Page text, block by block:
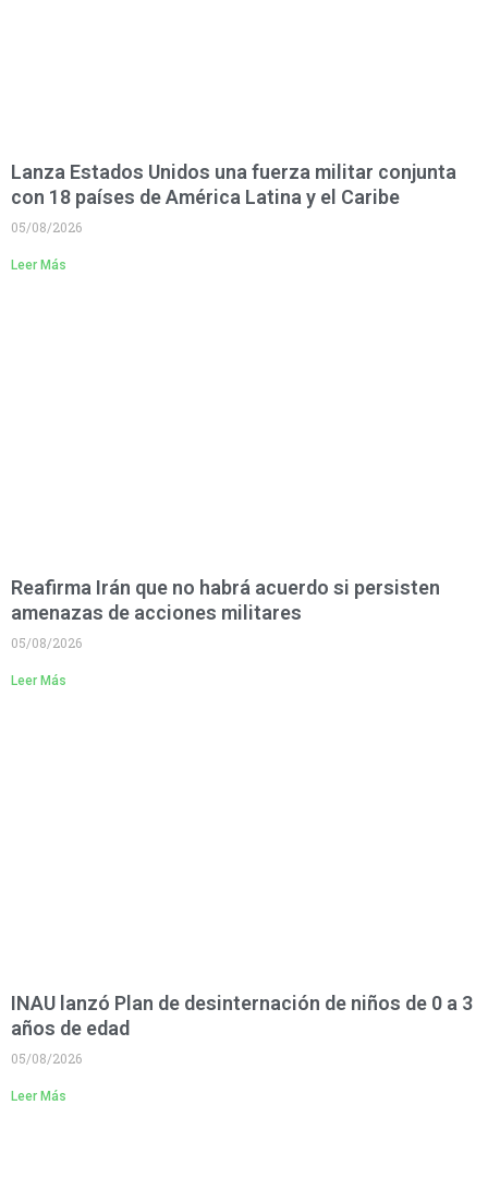
Lanza Estados Unidos una fuerza militar conjunta
con 18 países de América Latina y el Caribe
05/08/2026
Leer Más
Reafirma Irán que no habrá acuerdo si persisten
amenazas de acciones militares
05/08/2026
Leer Más
INAU lanzó Plan de desinternación de niños de 0 a 3
años de edad
05/08/2026
Leer Más